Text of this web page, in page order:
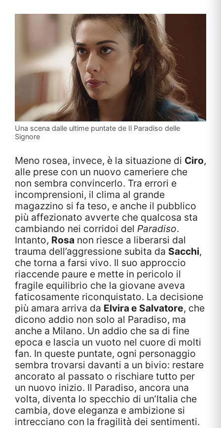
Una scena dalle ultime puntate de Il Paradiso delle
Signore
Meno rosea, invece, è la situazione di Ciro,
alle prese con un nuovo cameriere che
non sembra convincerlo. Tra errori e
incomprensioni, il clima al grande
magazzino si fa teso, e anche il pubblico
più affezionato avverte che qualcosa sta
cambiando nei corridoi del Paradiso.
Intanto, Rosa non riesce a liberarsi dal
trauma dell’aggressione subita da Sacchi,
che torna a farsi vivo. Il suo approccio
riaccende paure e mette in pericolo il
fragile equilibrio che la giovane aveva
faticosamente riconquistato. La decisione
più amara arriva da Elvira e Salvatore, che
dicono addio non solo al Paradiso, ma
anche a Milano. Un addio che sa di fine
epoca e lascia un vuoto nel cuore di molti
fan. In queste puntate, ogni personaggio
sembra trovarsi davanti a un bivio: restare
ancorato al passato o rischiare tutto per
un nuovo inizio. Il Paradiso, ancora una
volta, diventa lo specchio di un’Italia che
cambia, dove eleganza e ambizione si
intrecciano con la fragilità dei sentimenti.